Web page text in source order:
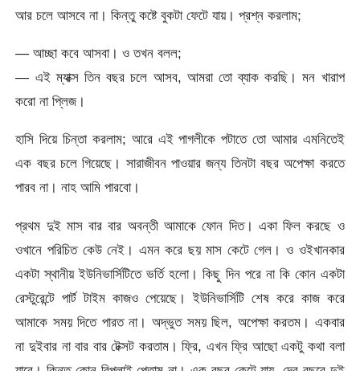
আর চলে আসবে না। কিন্তু কষ্টে বুকটা ফেটে যায়। প্রশ্ন করলাম;
— আচ্ছা কবে আসবা। ও তখন বলল;
— এই ম্যাক্স তিন বছর চলে আসব, আমরা তো ব্যাক করছি। মন খারাপ
করো না প্লিজ।
হাসি দিয়ে চিন্তা করলাম; আরে এই পাগলীকে পটাতে তো আমার এমনিতেই
এক বছর চলে গিয়েছে। সারাজীবন পাওয়ার জন্য তিনটা বছর অপেক্ষা করতে
পারব না। নাহ আমি পারবো।
প্রথম দুই মাস বার বার অবন্তী আমাকে ফোন দিত। একা ফিল করছে ও
ওখানে পরিচিত কেউ নেই। এমন করে ছয় মাস কেটে গেল। ও ওইখানকার
একটা স্থানীয় ইউনিভার্সিটিতে ভর্তি হলো। কিছু দিন পরে না কি কোন একটা
রেস্টুরেন্টে পার্ট টাইম কাজও পেয়েছে। ইউনিভার্সিটি শেষ করে কাজ করে
আমাকে সময় দিতে পারত না। অদ্ভুত সময় ছিল, অপেক্ষা করতম। একবার
না দুইবার না বার বার টেক্সট করতাম। ফ্রি, এখন ফ্রি আছো একটু কথা বলা